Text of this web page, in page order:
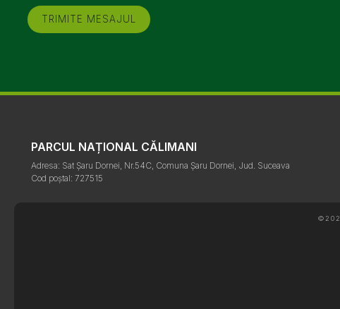
PARCUL NAȚIONAL CĂLIMANI
Adresa: Sat Șaru Dornei, Nr.54C, Comuna Șaru Dornei, Jud. Suceava
Cod poștal: 727515